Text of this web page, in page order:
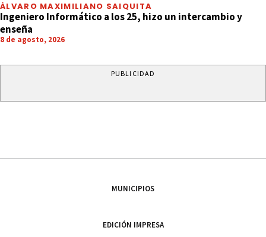
ÁLVARO MAXIMILIANO SAIQUITA
Ingeniero Informático a los 25, hizo un intercambio y
enseña
8 de agosto, 2026
PUBLICIDAD
MUNICIPIOS
EDICIÓN IMPRESA